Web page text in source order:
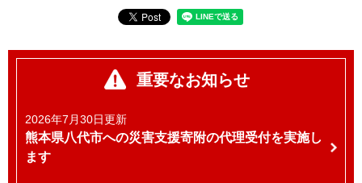
重要なお知らせ
2026年7月30日更新
熊本県八代市への災害支援寄附の代理受付を実施し
ます